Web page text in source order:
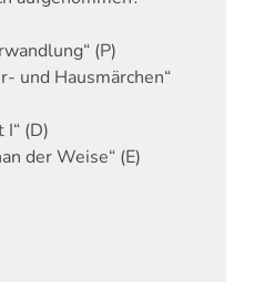
(P)
und Hausmärchen“
I“ (D)
der Weise“ (E)